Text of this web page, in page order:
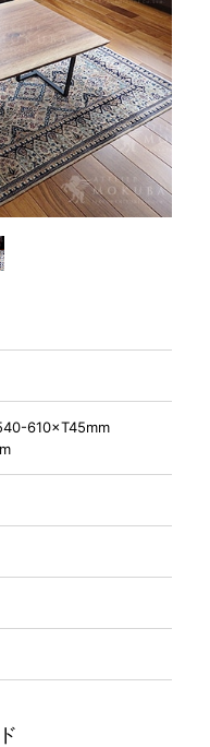
610×T45mm